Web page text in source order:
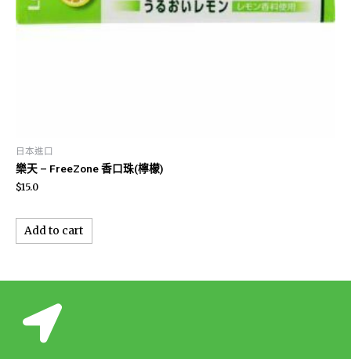
日本進口
樂天 – FreeZone 香口珠(檸檬)
$15.0
Add to cart